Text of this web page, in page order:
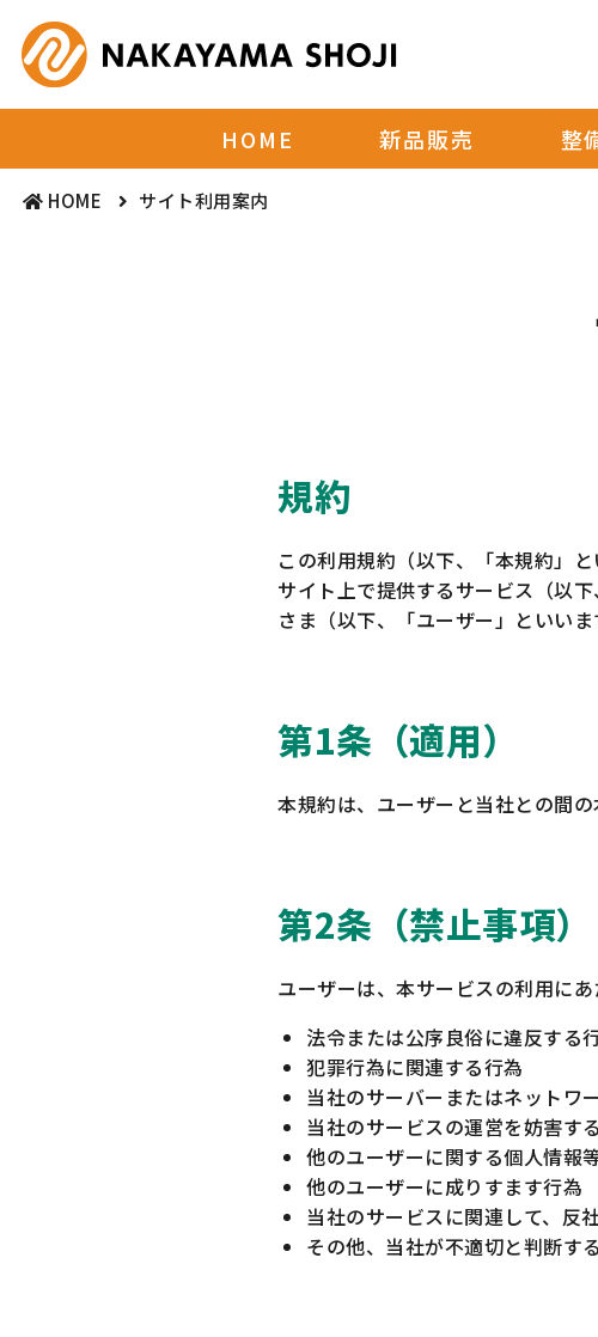
HOME 新品販売 整
HOME サイト利用案内
規約
この利用規約（以下、「本規約」
サイト上で提供するサービス（以
さま（以下、「ユーザー」といい
第1条（適用）
本規約は、ユーザーと当社との間
第2条（禁止事項）
ユーザーは、本サービスの利用に
法令または公序良俗に違反する
犯罪行為に関連する行為
当社のサーバーまたはネットワ
当社のサービスの運営を妨害す
他のユーザーに関する個人情報
他のユーザーに成りすます行為
当社のサービスに関連して、反
その他、当社が不適切と判断す